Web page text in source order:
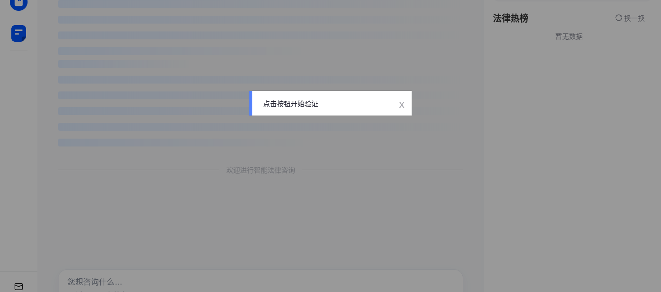
欢迎进行智能法律咨询
法律热榜 换一换
暂无数据
点击按钮开始验证 x